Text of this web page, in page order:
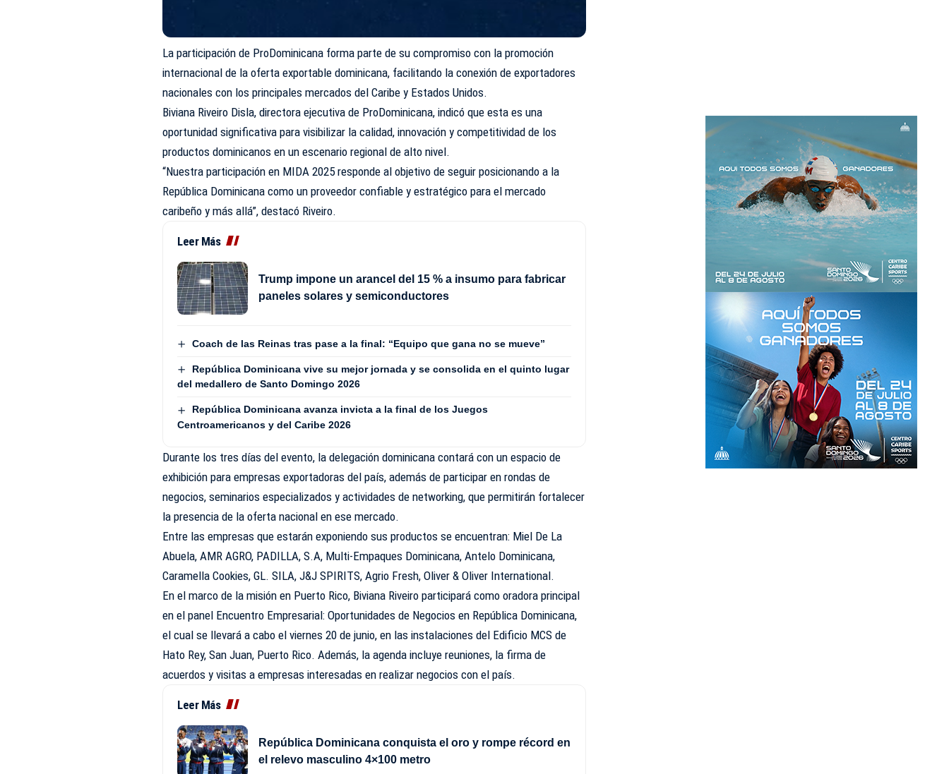
La participación de ProDominicana forma parte de su compromiso con la promoción
internacional de la oferta exportable dominicana, facilitando la conexión de exportadores
nacionales con los principales mercados del Caribe y Estados Unidos.
Biviana Riveiro Disla, directora ejecutiva de ProDominicana, indicó que esta es una
oportunidad significativa para visibilizar la calidad, innovación y competitividad de los
productos dominicanos en un escenario regional de alto nivel.
“Nuestra participación en MIDA 2025 responde al objetivo de seguir posicionando a la
República Dominicana como un proveedor confiable y estratégico para el mercado
caribeño y más allá”, destacó Riveiro.
Leer Más
Trump impone un arancel del 15 % a insumo para fabricar
paneles solares y semiconductores
Coach de las Reinas tras pase a la final: “Equipo que gana no se mueve”
República Dominicana vive su mejor jornada y se consolida en el quinto lugar
del medallero de Santo Domingo 2026
República Dominicana avanza invicta a la final de los Juegos
Centroamericanos y del Caribe 2026
Durante los tres días del evento, la delegación dominicana contará con un espacio de
exhibición para empresas exportadoras del país, además de participar en rondas de
negocios, seminarios especializados y actividades de networking, que permitirán fortalecer
la presencia de la oferta nacional en ese mercado.
Entre las empresas que estarán exponiendo sus productos se encuentran: Miel De La
Abuela, AMR AGRO, PADILLA, S.A, Multi-Empaques Dominicana, Antelo Dominicana,
Caramella Cookies, GL. SILA, J&J SPIRITS, Agrio Fresh, Oliver & Oliver International.
En el marco de la misión en Puerto Rico, Biviana Riveiro participará como oradora principal
en el panel Encuentro Empresarial: Oportunidades de Negocios en República Dominicana,
el cual se llevará a cabo el viernes 20 de junio, en las instalaciones del Edificio MCS de
Hato Rey, San Juan, Puerto Rico. Además, la agenda incluye reuniones, la firma de
acuerdos y visitas a empresas interesadas en realizar negocios con el país.
Leer Más
República Dominicana conquista el oro y rompe récord en
el relevo masculino 4×100 metro